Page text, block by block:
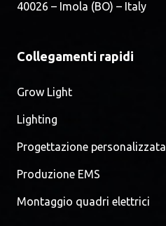
40026 – Imola (BO) – Italy
Collegamenti rapidi
Grow Light
Lighting
Progettazione personalizzata
Produzione EMS
Montaggio quadri elettrici